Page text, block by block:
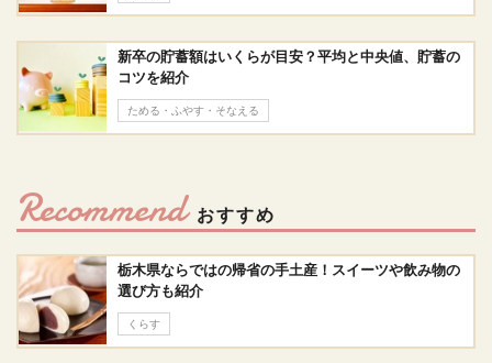
新卒の貯蓄額はいくらが目安？平均と中央値、貯蓄の
コツを紹介
ためる・ふやす・そなえる
Recommend おすすめ
栃木県ならではの帰省の手土産！スイーツや飲み物の
選び方も紹介
くらす